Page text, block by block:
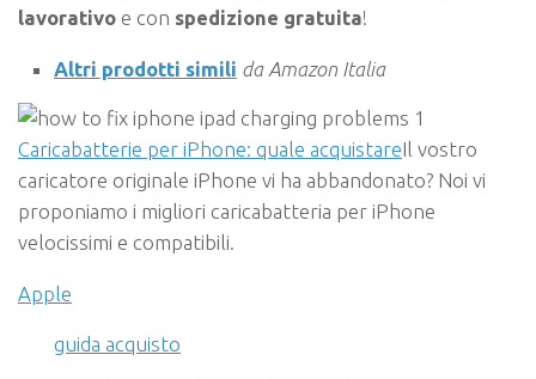
lavorativo e con spedizione gratuita!
Altri prodotti simili da Amazon Italia
Caricabatterie per iPhone: quale acquistareIl vostro
caricatore originale iPhone vi ha abbandonato? Noi vi
proponiamo i migliori caricabatteria per iPhone
velocissimi e compatibili.
Apple
guida acquisto